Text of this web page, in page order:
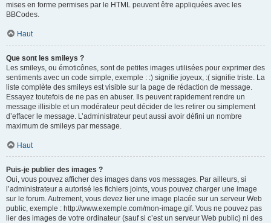
mises en forme permises par le HTML peuvent être appliquées avec les
BBCodes.
Haut
Que sont les smileys ?
Les smileys, ou émoticônes, sont de petites images utilisées pour exprimer des
sentiments avec un code simple, exemple : :) signifie joyeux, :( signifie triste. La
liste complète des smileys est visible sur la page de rédaction de message.
Essayez toutefois de ne pas en abuser. Ils peuvent rapidement rendre un
message illisible et un modérateur peut décider de les retirer ou simplement
d’effacer le message. L’administrateur peut aussi avoir défini un nombre
maximum de smileys par message.
Haut
Puis-je publier des images ?
Oui, vous pouvez afficher des images dans vos messages. Par ailleurs, si
l’administrateur a autorisé les fichiers joints, vous pouvez charger une image
sur le forum. Autrement, vous devez lier une image placée sur un serveur Web
public, exemple : http://www.exemple.com/mon-image.gif. Vous ne pouvez pas
lier des images de votre ordinateur (sauf si c’est un serveur Web public) ni des